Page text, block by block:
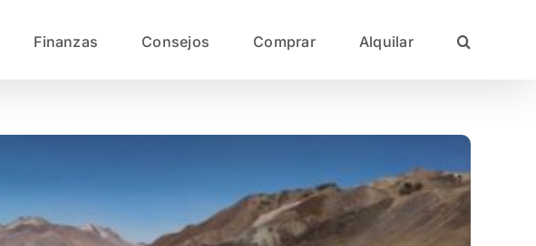
Finanzas Consejos Comprar Alquilar